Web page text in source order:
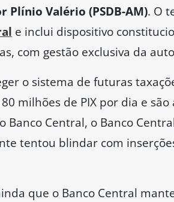
Plínio Valério (PSDB-AM). O
e inclui dispositivo
com gestão exclusiva da
o sistema de futuras
milhões de PIX por dia e
Banco Central, o Banco
tentou blindar com
que o Banco Central